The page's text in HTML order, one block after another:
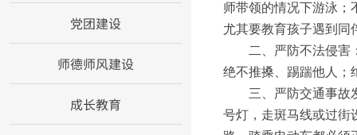
党团建设
师德师风建设
成长教育
师带领的情况下游泳；
尤其要教育孩子遇到同
二、严防不法侵害
绝不推搡、踢踹他人；
三、严防交通事故
号灯，走斑马线或过街